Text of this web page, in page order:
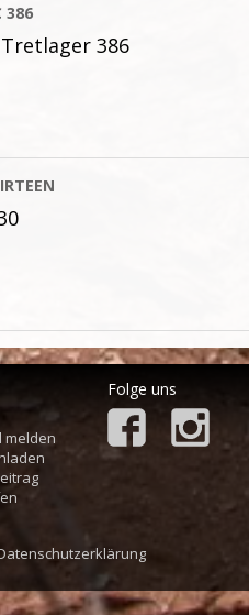
386
Tretlager 386
melden
Folge uns